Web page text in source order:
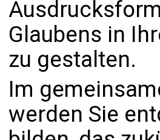
Glaubens in
zu gestalten.
Im
werden Sie